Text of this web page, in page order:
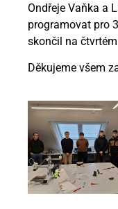
Ondřeje Vaňka a
programovat pro
skončil na
Děkujeme všem